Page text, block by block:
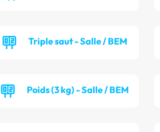
Triple saut - Salle / BEM
Poids (3 kg) - Salle / BEM